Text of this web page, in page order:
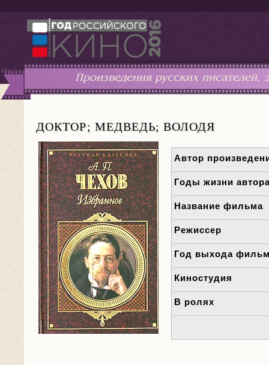
Произведения русских
ДОКТОР; МЕДВЕДЬ; ВОЛОДЯ
Автор
Годы жизни
Название фильма
Режиссер
Год выхода
Киностудия
В ролях